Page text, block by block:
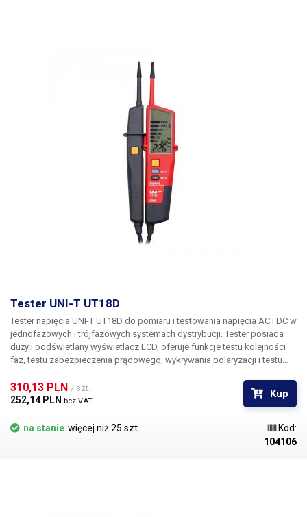
Tester UNI-T UT18D
Tester napięcia UNI-T UT18D do pomiaru i testowania napięcia AC i DC w
jednofazowych i trójfazowych systemach dystrybucji. Tester posiada
duży i podświetlany wyświetlacz LCD, oferuje funkcje testu kolejności
faz, testu zabezpieczenia prądowego, wykrywania polaryzacji i testu
Pomiary wykonywane są za pomocą dwóch wtyków (jeden na korpusie
urządzenia, drugi jest trwale połączony z testerem za pomocą kabla).
sekwencji faz 100V~690V, 50Hz~60Hz Test pojedynczego bieguna
100V~690V, 50Hz~60Hz Test przewodności 0~100kΩ Wykrywanie
310,13 PLN / szt.
252,14 PLN bez VAT
Kup
na stanie więcej niż 25 szt.
Kod:
104106